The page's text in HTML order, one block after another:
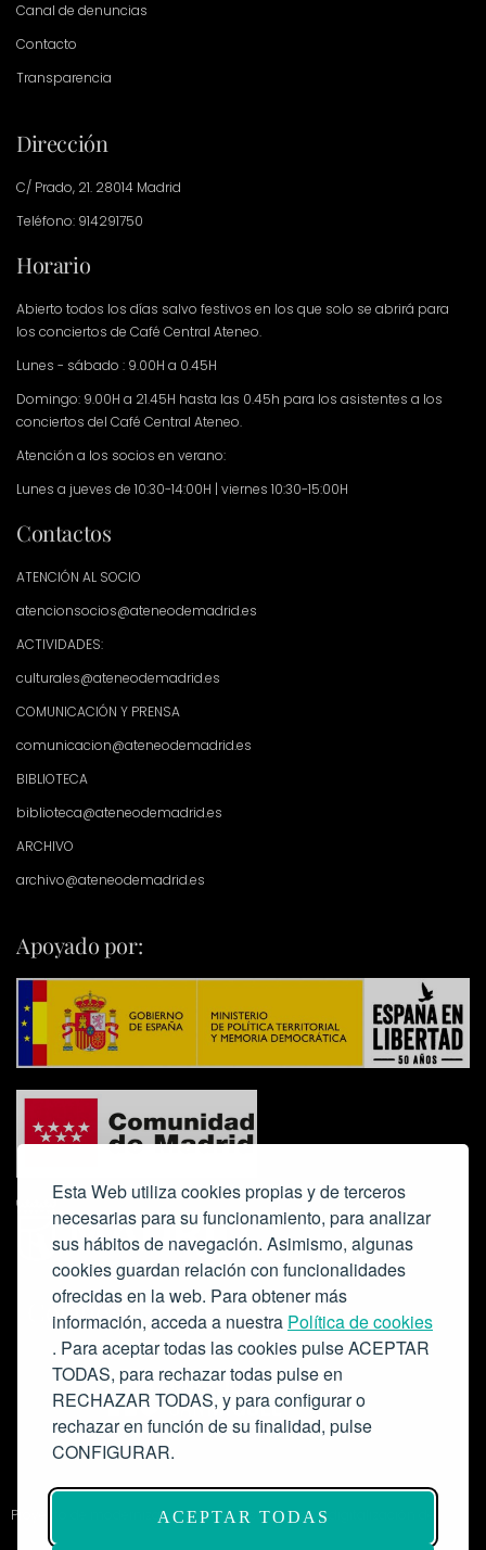
Esta Web utiliza cookies propias y de terceros
necesarias para su funcionamiento, para analizar
sus hábitos de navegación. Asimismo, algunas
cookies guardan relación con funcionalidades
ofrecidas en la web. Para obtener más
información, acceda a nuestra Política de cookies
. Para aceptar todas las cookies pulse ACEPTAR
TODAS, para rechazar todas pulse en
RECHAZAR TODAS, y para configurar o
rechazar en función de su finalidad, pulse
CONFIGURAR.
ACEPTAR TODAS
Canal de denuncias
Contacto
Transparencia
Dirección
C/ Prado, 21. 28014 Madrid
Teléfono: 914291750
Horario
Abierto todos los días salvo festivos en los que solo se abrirá para
los conciertos de Café Central Ateneo.
Lunes - sábado : 9.00H a 0.45H
Domingo: 9.00H a 21.45H hasta las 0.45h para los asistentes a los
conciertos del Café Central Ateneo.
Atención a los socios en verano:
Lunes a jueves de 10:30-14:00H | viernes 10:30-15:00H
Contactos
ATENCIÓN AL SOCIO
atencionsocios@ateneodemadrid.es
ACTIVIDADES:
culturales@ateneodemadrid.es
COMUNICACIÓN Y PRENSA
comunicacion@ateneodemadrid.es
BIBLIOTECA
biblioteca@ateneodemadrid.es
ARCHIVO
archivo@ateneodemadrid.es
Apoyado por:
Colabora:
Proyecto de modernización de infraestructuras y digitalización del
Salón de Actos del Ateneo de Madrid como espacio escénico-musical.